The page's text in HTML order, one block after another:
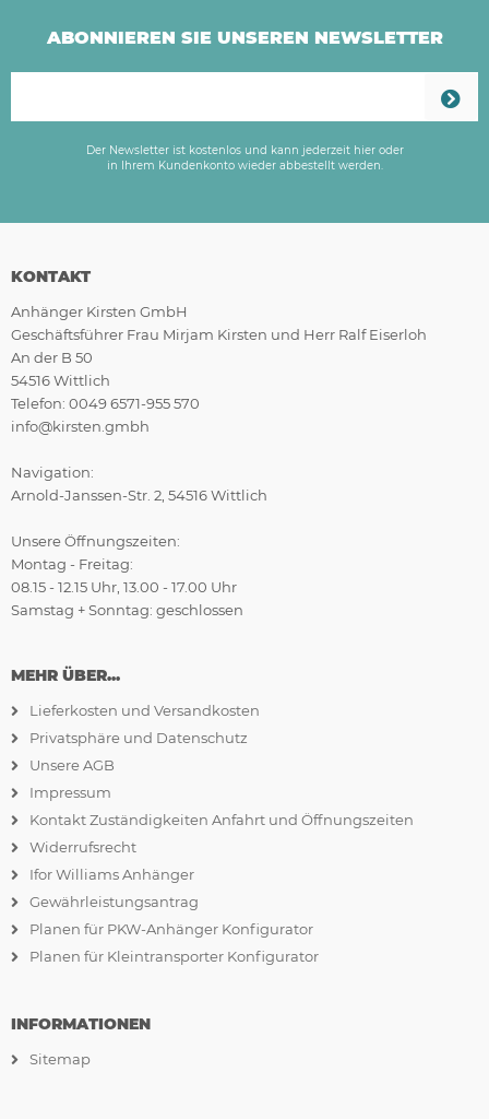
ABONNIEREN SIE UNSEREN NEWSLETTER
Der Newsletter ist kostenlos und kann jederzeit hier oder
in Ihrem Kundenkonto wieder abbestellt werden.
KONTAKT
Anhänger Kirsten GmbH
Geschäftsführer Frau Mirjam Kirsten und Herr Ralf Eiserloh
An der B 50
54516 Wittlich
Telefon: 0049 6571-955 570
info@kirsten.gmbh
Navigation:
Arnold-Janssen-Str. 2, 54516 Wittlich
Unsere Öffnungszeiten:
Montag - Freitag:
08.15 - 12.15 Uhr, 13.00 - 17.00 Uhr
Samstag + Sonntag: geschlossen
MEHR ÜBER...
Lieferkosten und Versandkosten
Privatsphäre und Datenschutz
Unsere AGB
Impressum
Kontakt Zuständigkeiten Anfahrt und Öffnungszeiten
Widerrufsrecht
Ifor Williams Anhänger
Gewährleistungsantrag
Planen für PKW-Anhänger Konfigurator
Planen für Kleintransporter Konfigurator
INFORMATIONEN
Sitemap